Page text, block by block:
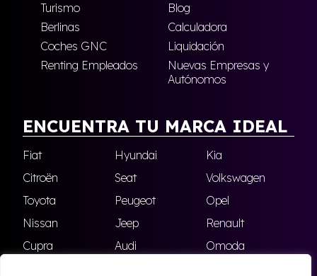
Turismo
Blog
Berlinas
Calculadora
Coches GNC
Liquidación
Renting Empleados
Nuevas Empresas y
Autónomos
ENCUENTRA TU MARCA IDEAL
Fiat Hyundai
Kia
Citroën
Seat
Volkswagen
Toyota
Peugeot
Opel
Nissan
Jeep
Renault
Cupra
Audi
Omoda